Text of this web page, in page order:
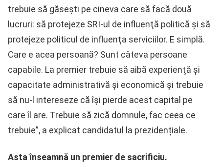
trebuie să găseşti pe cineva care să facă două
lucruri: să protejeze SRI-ul de influenţă politică şi să
protejeze politicul de influenţa serviciilor. E simplă.
Care e acea persoană? Sunt câteva persoane
capabile. La premier trebuie să aibă experienţă şi
capacitate administrativă şi economică şi trebuie
să nu-l intereseze că îşi pierde acest capital pe
care îl are. Trebuie să zică domnule, fac ceea ce
trebuie”, a explicat candidatul la prezidențiale.
Asta înseamnă un premier de sacrificiu.